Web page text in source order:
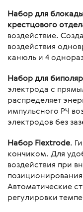
Набор для
крестцового
воздействие.
воздействия
канюль и 4
Набор для
электрода с
распределяет
импульсного РЧ
электродов без
Набор Flextrode.
кончиком. Для
воздействия при
Автоматические
регулировки